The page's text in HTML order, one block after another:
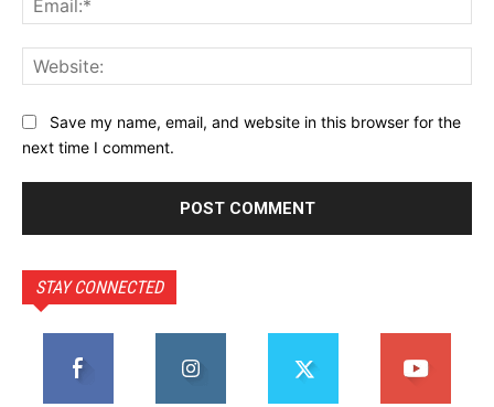
Save my name, email, and website in this browser for the
next time I comment.
STAY CONNECTED